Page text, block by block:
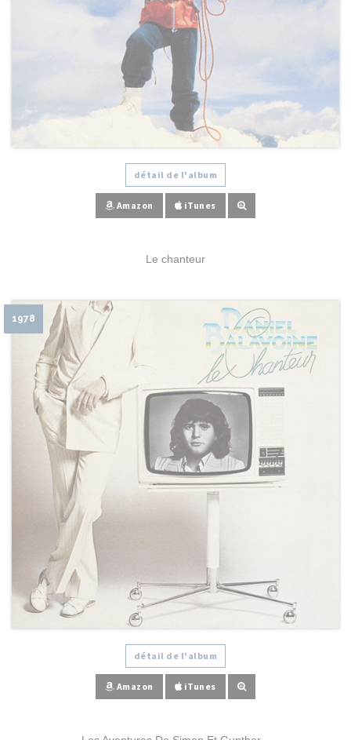
détail de l'album
Amazon iTunes
Le chanteur
1978
détail de l'album
Amazon iTunes